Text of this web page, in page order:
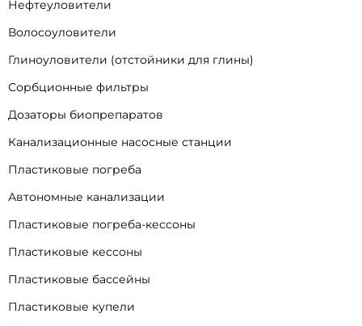
Нефтеуловители
Волосоуловители
Глиноуловители (отстойники для глины)
Сорбционные фильтры
Дозаторы биопрепаратов
Канализационные насосные станции
Пластиковые погреба
Автономные канализации
Пластиковые погреба-кессоны
Пластиковые кессоны
Пластиковые бассейны
Пластиковые купели